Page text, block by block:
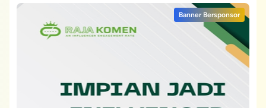
Banner Bersponsor